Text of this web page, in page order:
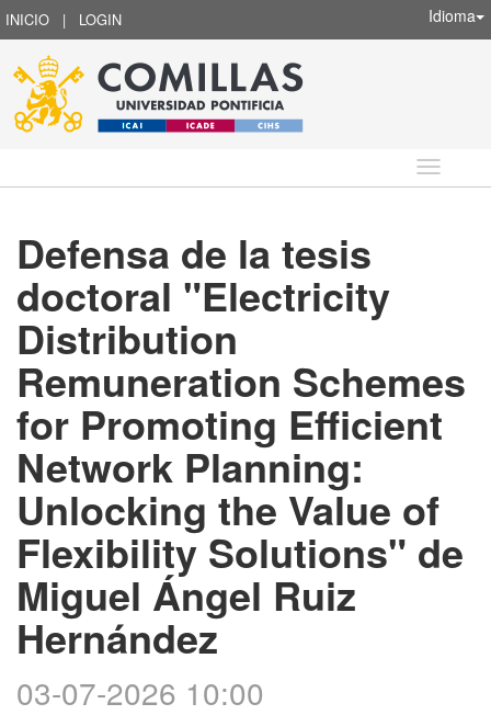
INICIO | LOGIN Idioma
Idioma
Defensa de la tesis
doctoral "Electricity
Distribution
Remuneration Schemes
for Promoting Efficient
Network Planning:
Unlocking the Value of
Flexibility Solutions" de
Miguel Ángel Ruiz
Hernández
03-07-2026 10:00